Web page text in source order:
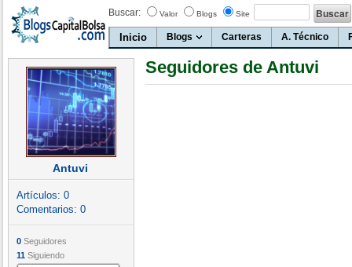
Buscar: Valor Blogs Site
Inicio Blogs Carteras A. Técnico
Antuvi
Artículos: 0
Comentarios: 0
0 Seguidores
11 Siguiendo
Seguidores de Antuvi